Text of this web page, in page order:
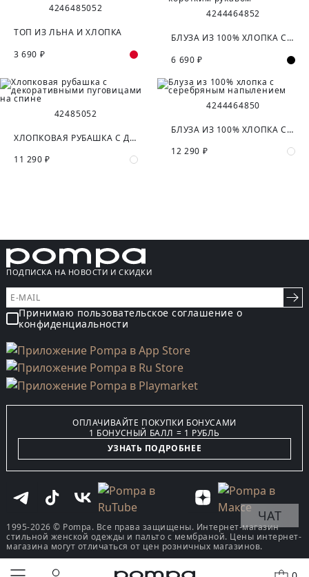
4246485052
ТОП ИЗ ЛЬНА И ХЛОПКА
3 690 ₽
4244464852
БЛУЗА ИЗ 100% ХЛОПКА С КОРОТКИМ РУКАВОМ
6 690 ₽
42485052
ХЛОПКОВАЯ РУБАШКА С ДЕКОРАТИВНЫМИ ПУГОВИЦАМИ НА СПИНЕ
11 290 ₽
4244464850
БЛУЗА ИЗ 100% ХЛОПКА С СЕРЕБРЯНЫМ НАПЫЛЕНИЕМ
12 290 ₽
ПОДПИСКА НА НОВОСТИ И СКИДКИ
Принимаю пользовательское соглашение о
конфиденциальности
ОПЛАЧИВАЙТЕ ПОКУПКИ БОНУСАМИ
1 БОНУСНЫЙ БАЛЛ = 1 РУБЛЬ
УЗНАТЬ ПОДРОБНЕЕ
1995-2026 © Pompa. Все права защищены. Интернет-магазин
стильной женской одежды и пальто с мембраной. Цены интернет-
магазина могут отличаться от цен розничных магазинов.
ЧАТ